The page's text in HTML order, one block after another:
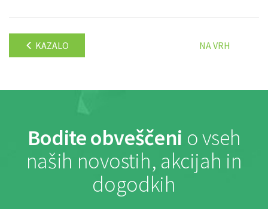
KAZALO NA VRH
Bodite obveščeni o vseh
naših novostih, akcijah in
dogodkih